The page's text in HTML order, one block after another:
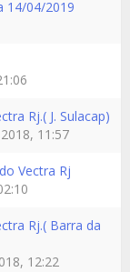
14/04/2019
Rj.( J. Sulacap)
11:57
Vectra Rj
Rj.( Barra da
12:22